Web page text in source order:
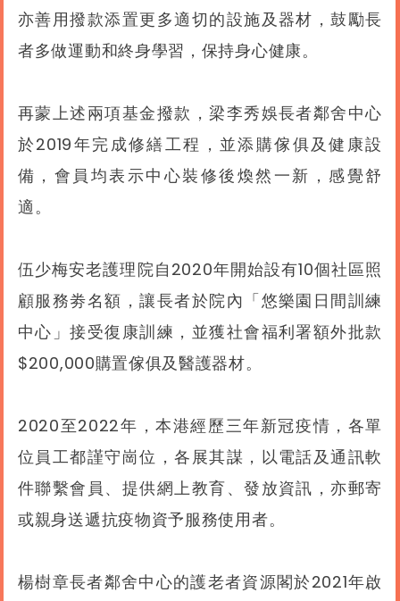
亦善用撥款添置更多適切的設施及器材，鼓勵長
者多做運動和終身學習，保持身心健康。
再蒙上述兩項基金撥款，梁李秀娛長者鄰舍中心
於2019年完成修繕工程，並添購傢俱及健康設
備，會員均表示中心裝修後煥然一新，感覺舒
適。
伍少梅安老護理院自2020年開始設有10個社區照
顧服務劵名額，讓長者於院內「悠樂園日間訓練
中心」接受復康訓練，並獲社會福利署額外批款
$200,000購置傢俱及醫護器材。
2020至2022年，本港經歷三年新冠疫情，各單
位員工都謹守崗位，各展其謀，以電話及通訊軟
件聯繫會員、提供網上教育、發放資訊，亦郵寄
或親身送遞抗疫物資予服務使用者。
楊樹章長者鄰舍中心的護老者資源閣於2021年啟